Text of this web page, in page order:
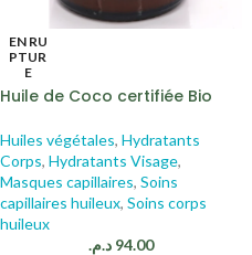
EN RU
PTUR
E
Huile de Coco certifiée Bio
Huiles végétales, Hydratants
Corps, Hydratants Visage,
Masques capillaires, Soins
capillaires huileux, Soins corps
huileux
94.00 د.م.